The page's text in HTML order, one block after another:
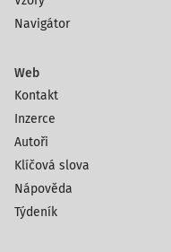
Navigátor
Web
Kontakt
Inzerce
Autoři
Klíčová slova
Nápověda
Týdeník